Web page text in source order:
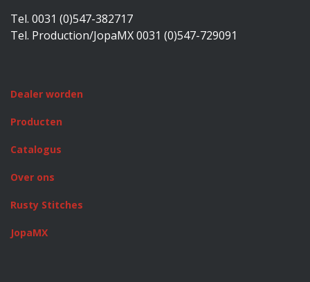
Tel. 0031 (0)547-382717
Tel. Production/JopaMX 0031 (0)547-729091
Dealer worden
Producten
Catalogus
Over ons
Rusty Stitches
JopaMX